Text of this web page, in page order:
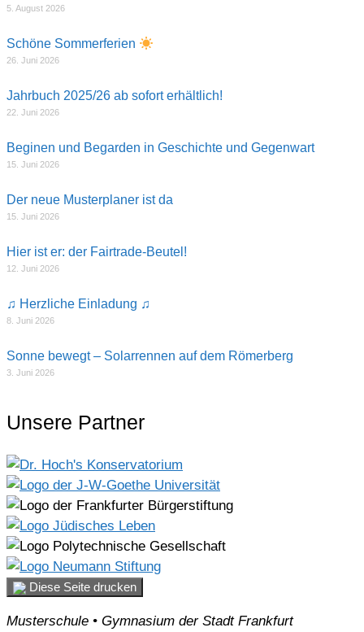
5. August 2026
Schöne Sommerferien
26. Juni 2026
Jahrbuch 2025/26 ab sofort erhältlich!
22. Juni 2026
Beginen und Begarden in Geschichte und Gegenwart
15. Juni 2026
Der neue Musterplaner ist da
15. Juni 2026
Hier ist er: der Fairtrade-Beutel!
12. Juni 2026
♫ Herzliche Einladung ♫
8. Juni 2026
Sonne bewegt – Solarrennen auf dem Römerberg
3. Juni 2026
Unsere Partner
Diese Seite drucken
Musterschule • Gymnasium der Stadt Frankfurt